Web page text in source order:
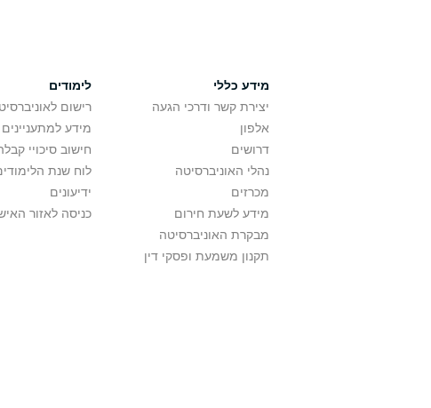
מידע כללי
יצירת קשר ודרכי הגעה
אלפון
דרושים
נהלי האוניברסיטה
מכרזים
מידע לשעת חירום
מבקרת האוניברסיטה
תקנון משמעת ופסקי דין
לימודים
רישום
מידע
חישוב סיכויי
לוח שנת
ידיעונים
כניסה לאזור